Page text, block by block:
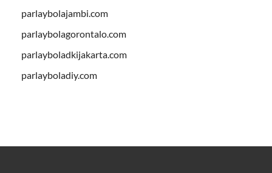
parlaybolajambi.com
parlaybolagorontalo.com
parlayboladkijakarta.com
parlayboladiy.com